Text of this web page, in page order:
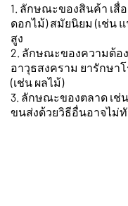
1. ลักษณะของสินค้า เสื่
ดอกไม้) สมัยนิยม (เช่น
สูง
2. ลักษณะของความต้อ
อาวุธสงคราม ยารักษา
(เช่น ผลไม้)
3. ลักษณะของตลาด เช่
ขนส่งด้วยวิธีอื่นอาจไม่